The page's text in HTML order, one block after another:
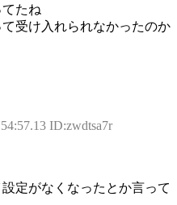
たね
受け入れられなかったのか
ID:zwdtsa7r
定がなくなったとか言って